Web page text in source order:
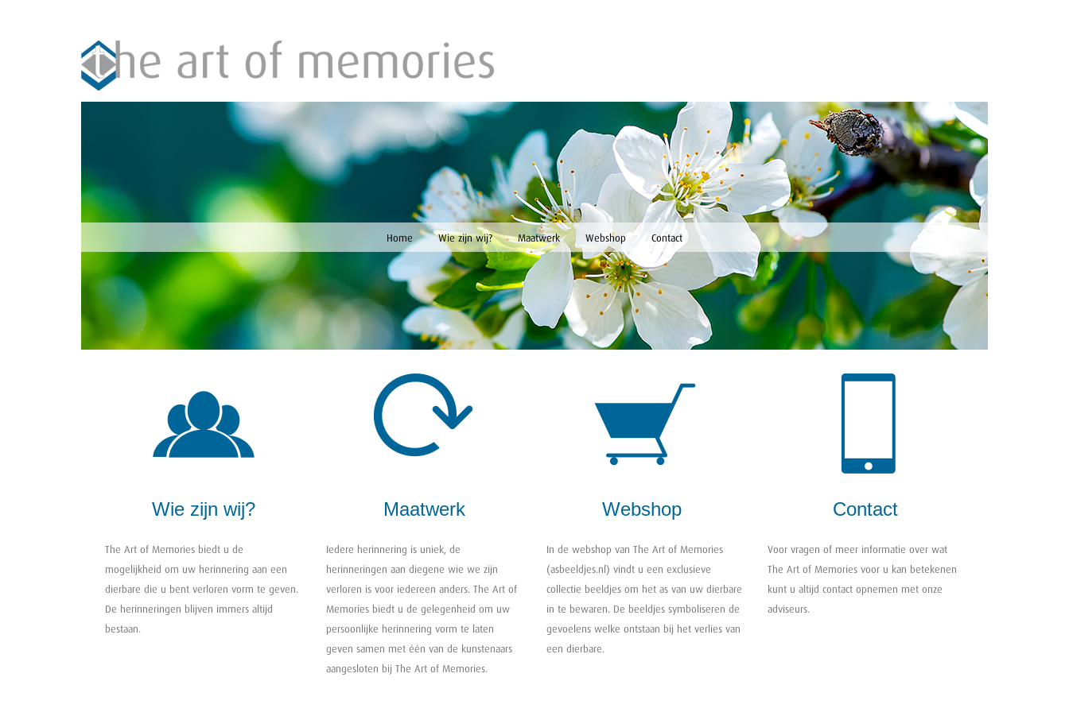
Home Wie zijn wij? Maatwerk Webshop Contact
Wie zijn wij?
The Art of Memories biedt u de
mogelijkheid om uw herinnering aan een
dierbare die u bent verloren vorm te geven.
De herinneringen blijven immers altijd
bestaan.
Maatwerk
Iedere herinnering is uniek, de
herinneringen aan diegene wie we zijn
verloren is voor iedereen anders. The Art of
Memories biedt u de gelegenheid om uw
persoonlijke herinnering vorm te laten
geven samen met één van de kunstenaars
aangesloten bij The Art of Memories.
Webshop
In de webshop van The Art of Memories
(asbeeldjes.nl) vindt u een exclusieve
collectie beeldjes om het as van uw dierbare
in te bewaren. De beeldjes symboliseren de
gevoelens welke ontstaan bij het verlies van
een dierbare.
Contact
Voor vragen of meer informatie over wat
The Art of Memories voor u kan betekenen
kunt u altijd contact opnemen met onze
adviseurs.